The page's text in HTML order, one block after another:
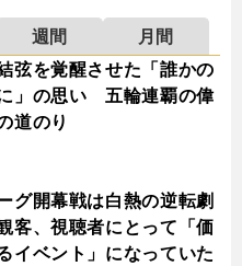
週間
月間
弦を覚醒させた「誰かの
」の思い 五輪連覇の偉
道のり
グ開幕戦は白熱の逆転劇
客、視聴者にとって「価
イベント」になっていた